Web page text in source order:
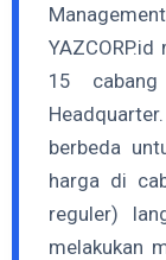
15
berbeda
harga di
reguler)
melakukan